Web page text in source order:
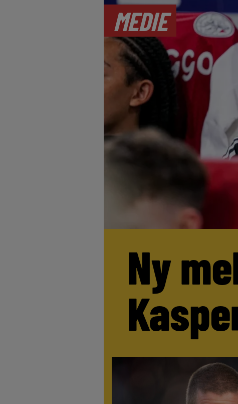
MEDIE
Ny